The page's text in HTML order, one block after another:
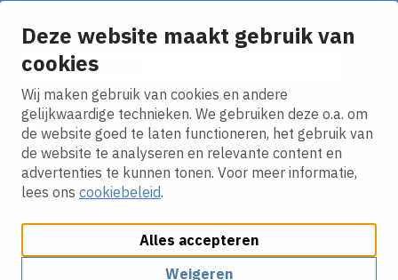
Deze website maakt gebruik van
cookies
Wij maken gebruik van cookies en andere
gelijkwaardige technieken. We gebruiken deze o.a. om
de website goed te laten functioneren, het gebruik van
de website te analyseren en relevante content en
advertenties te kunnen tonen. Voor meer informatie,
lees ons cookiebeleid.
Alles accepteren
Weigeren
Ontvang onze nieuws alerts in je mailbox!
E-mailadres
Ik ga akkoord met hetprivacy statement.
Cookies aanpassenCookie policyPrivacy policy
Algemene Inkoopvoorwaarden